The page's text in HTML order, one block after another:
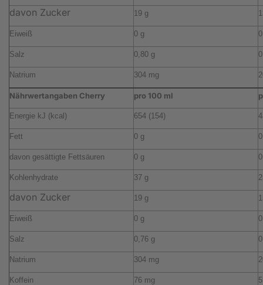
davon Zucker 19 g
Eiweiß 0 g
Salz 0,80 g
Natrium 304 mg
Nährwertangaben Cherry pro 100 ml
Energie kJ (kcal) 654 (154)
Fett 0 g
davon gesättigte Fettsäuren 0 g
Kohlenhydrate 37 g
davon Zucker 19 g
Eiweiß 0 g
Salz 0,76 g
Natrium 304 mg
Koffein 76 mg